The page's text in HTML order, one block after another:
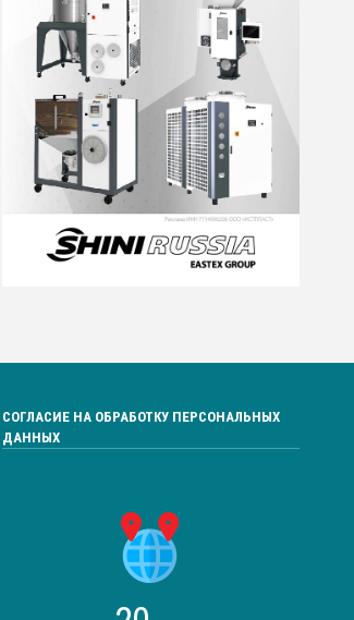
СОГЛАСИЕ НА ОБРАБОТКУ ПЕРСОНАЛЬНЫХ
ДАННЫХ